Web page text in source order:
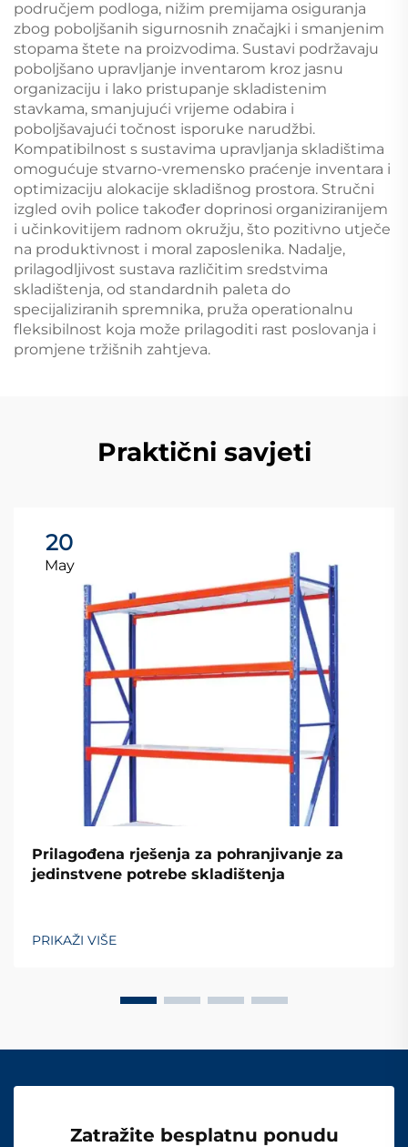
područjem podloga, nižim premijama osiguranja
zbog poboljšanih sigurnosnih značajki i smanjenim
stopama štete na proizvodima. Sustavi podržavaju
poboljšano upravljanje inventarom kroz jasnu
organizaciju i lako pristupanje skladistenim
stavkama, smanjujući vrijeme odabira i
poboljšavajući točnost isporuke narudžbi.
Kompatibilnost s sustavima upravljanja skladištima
omogućuje stvarno-vremensko praćenje inventara i
optimizaciju alokacije skladišnog prostora. Stručni
izgled ovih police također doprinosi organiziranijem
i učinkovitijem radnom okružju, što pozitivno utječe
na produktivnost i moral zaposlenika. Nadalje,
prilagodljivost sustava različitim sredstvima
skladištenja, od standardnih paleta do
specijaliziranih spremnika, pruža operationalnu
fleksibilnost koja može prilagoditi rast poslovanja i
promjene tržišnih zahtjeva.
Praktični savjeti
20
May
Prilagođena rješenja za pohranjivanje za
jedinstvene potrebe skladištenja
PRIKAŽI VIŠE
Zatražite besplatnu ponudu